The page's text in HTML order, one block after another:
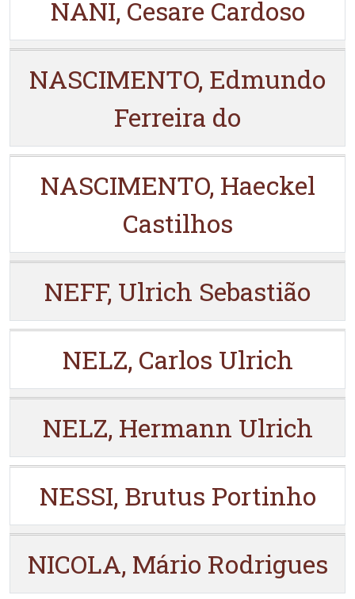
NANI, Cesare Cardoso
NASCIMENTO, Edmundo
Ferreira do
NASCIMENTO, Haeckel
Castilhos
NEFF, Ulrich Sebastião
NELZ, Carlos Ulrich
NELZ, Hermann Ulrich
NESSI, Brutus Portinho
NICOLA, Mário Rodrigues